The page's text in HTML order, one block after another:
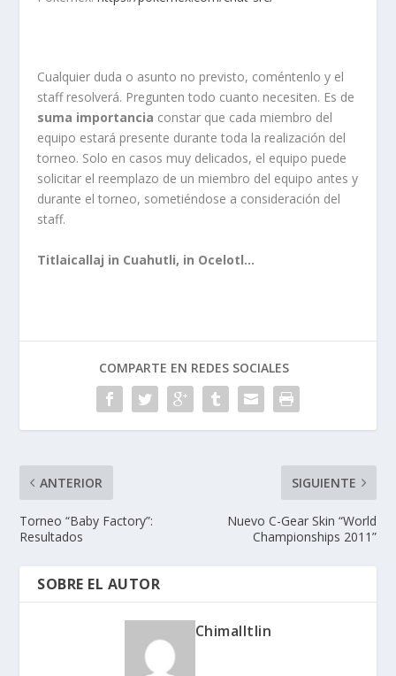
Cualquier duda o asunto no previsto, coméntenlo y el
staff resolverá. Pregunten todo cuanto necesiten. Es de
suma importancia constar que cada miembro del
equipo estará presente durante toda la realización del
torneo. Solo en casos muy delicados, el equipo puede
solicitar el reemplazo de un miembro del equipo antes y
durante el torneo, sometiéndose a consideración del
staff.
Titlaicallaj in Cuahutli, in Ocelotl…
COMPARTE EN REDES SOCIALES
ANTERIOR
Torneo “Baby Factory”:
Resultados
SIGUIENTE
Nuevo C-Gear Skin “World
Championships 2011”
SOBRE EL AUTOR
Chimalltlin